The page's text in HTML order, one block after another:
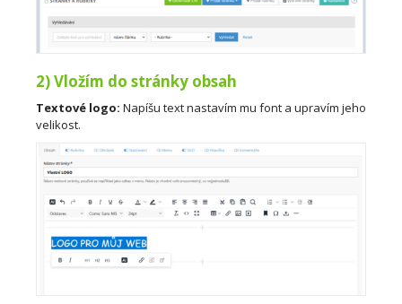
2) Vložím do stránky obsah
Textové logo: Napíšu text nastavím mu font a upravím jeho
velikost.